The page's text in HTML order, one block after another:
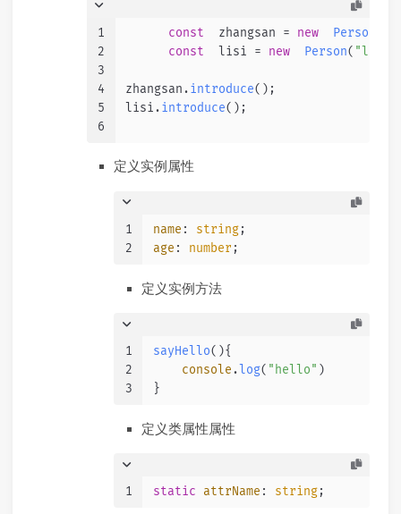
1
2
3
4
5
6
const
  zhangsan =
new Person
const
  lisi =
new Person( "lisi"
zhangsan.introduce();
lisi.introduce();
定义实例属性
1
2
name : string;
age : number ;
定义实例方法
1
2
3
sayHello( ){
console. log( "hello" )
}
定义类属性属性
1 static attrName : string;